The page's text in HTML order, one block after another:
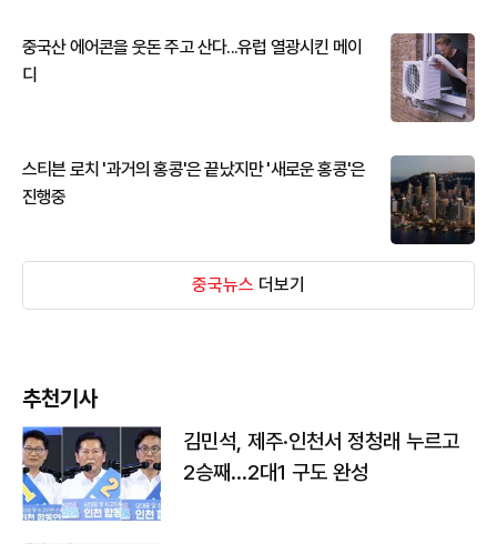
중국산 에어콘을 웃돈 주고 산다...유럽 열광시킨 메이
디
스티븐 로치 '과거의 홍콩'은 끝났지만 '새로운 홍콩'은
진행중
중국뉴스 더보기
추천기사
김민석, 제주·인천서 정청래 누르고
2승째…2대1 구도 완성